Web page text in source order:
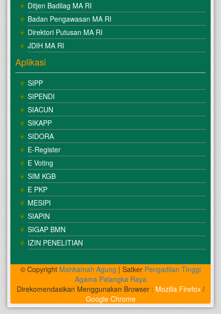
Ditjen Badilag MA RI
Badan Pengawasan MA RI
Direktori Putusan MA RI
JDIH MA RI
Aplikasi
SIPP
SIPENDI
SIACUN
SIKAPP
SIDORA
E-Register
E Voting
SIM KGB
E PKP
MESIPI
SIAPIN
SIGAP BMN
IZIN PENELITIAN
© Copyright Mahkamah Agung | Satker Pengadilan Tinggi
Agama Palangka Raya
Direkomendasikan Menggunakan Browser : Mozilla Firefox/
Google Chrome